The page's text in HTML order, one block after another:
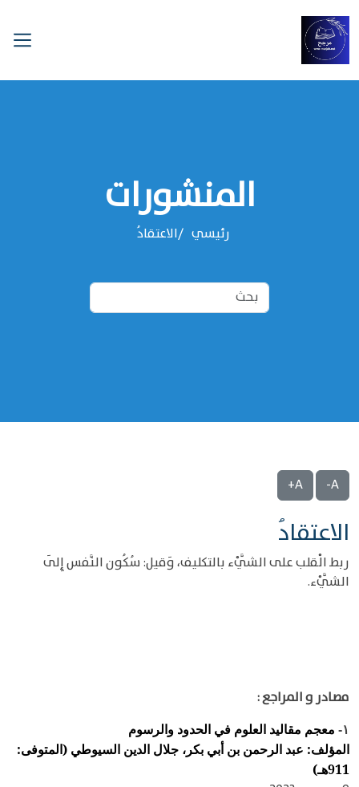
المنشورات
رئيسي الاعتقادُ
A-
A+
الاعتقادُ
ربط الْقلب على الشَّيْء بالتكليف، وَقيل: سُكُون النَّفس إِلَى
الشَّيْء.
مصادر و المراجع :
١-
معجم مقاليد العلوم في الحدود والرسوم
المؤلف: عبد الرحمن بن أبي بكر، جلال الدين السيوطي (المتوفى:
911هـ)